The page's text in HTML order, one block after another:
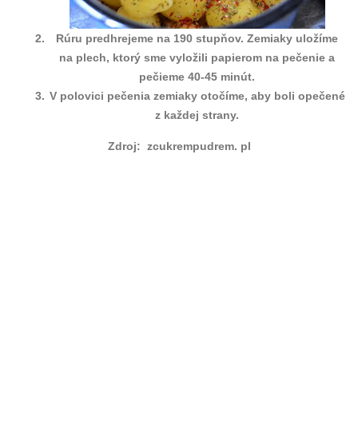
Rúru predhrejeme na 190 stupňov. Zemiaky uložíme
na plech, ktorý sme vyložili papierom na pečenie a
pečieme 40-45 minút.
V polovici pečenia zemiaky otočíme, aby boli opečené
z každej strany.
Zdroj: zcukrempudrem. pl